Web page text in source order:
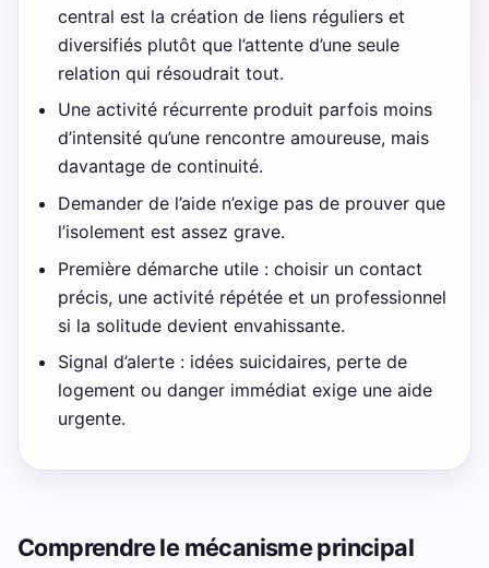
central est la création de liens réguliers et
diversifiés plutôt que l’attente d’une seule
relation qui résoudrait tout.
Une activité récurrente produit parfois moins
d’intensité qu’une rencontre amoureuse, mais
davantage de continuité.
Demander de l’aide n’exige pas de prouver que
l’isolement est assez grave.
Première démarche utile : choisir un contact
précis, une activité répétée et un professionnel
si la solitude devient envahissante.
Signal d’alerte : idées suicidaires, perte de
logement ou danger immédiat exige une aide
urgente.
Comprendre le mécanisme principal